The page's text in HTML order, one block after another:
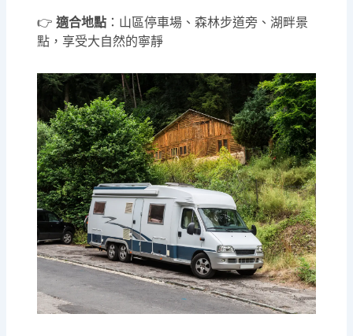
👉適合地點 ：山區停車場、森林步道旁、湖畔景
點，享受大自然的寧靜